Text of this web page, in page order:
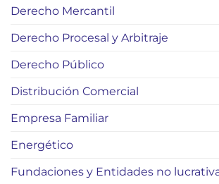
Derecho Mercantil
Derecho Procesal y Arbitraje
Derecho Público
Distribución Comercial
Empresa Familiar
Energético
Fundaciones y Entidades no